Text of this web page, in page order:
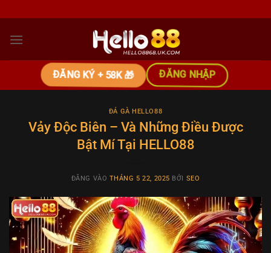
nội
ĐĂNG KÝ + 58K 🎁 ĐĂNG NHẬP
ĐÁ GÀ HELLO88
Vảy Độc Biên – Và Những Điều Được
Bật Mí Tại HELLO88
ĐĂNG VÀO THÁNG 5 22, 2025 BỞI SEO